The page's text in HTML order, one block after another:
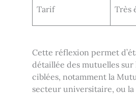
Tarif Très
Cette réflexion permet
détaillée des mutuelles sur
ciblées, notamment la
secteur universitaire, ou la